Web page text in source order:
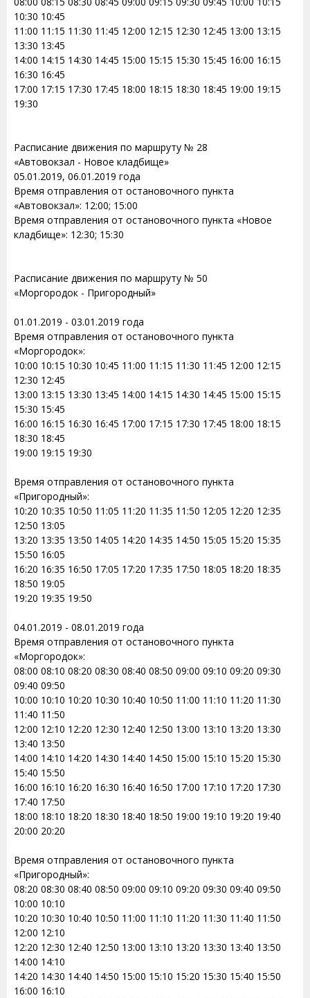
10:30 10:45
11:00 11:15 11:30 11:45 12:00 12:15 12:30 12:45 13:00 13:15
13:30 13:45
14:00 14:15 14:30 14:45 15:00 15:15 15:30 15:45 16:00 16:15
16:30 16:45
17:00 17:15 17:30 17:45 18:00 18:15 18:30 18:45 19:00 19:15
19:30
Расписание движения по маршруту № 28
«Автовокзал - Новое кладбище»
05.01.2019, 06.01.2019 года
Время отправления от остановочного пункта
«Автовокзал»: 12:00; 15:00
Время отправления от остановочного пункта «Новое
кладбище»: 12:30; 15:30
Расписание движения по маршруту № 50
«Моргородок - Пригородный»
01.01.2019 - 03.01.2019 года
Время отправления от остановочного пункта
«Моргородок»:
10:00 10:15 10:30 10:45 11:00 11:15 11:30 11:45 12:00 12:15
12:30 12:45
13:00 13:15 13:30 13:45 14:00 14:15 14:30 14:45 15:00 15:15
15:30 15:45
16:00 16:15 16:30 16:45 17:00 17:15 17:30 17:45 18:00 18:15
18:30 18:45
19:00 19:15 19:30
Время отправления от остановочного пункта
«Пригородный»:
10:20 10:35 10:50 11:05 11:20 11:35 11:50 12:05 12:20 12:35
12:50 13:05
13:20 13:35 13:50 14:05 14:20 14:35 14:50 15:05 15:20 15:35
15:50 16:05
16:20 16:35 16:50 17:05 17:20 17:35 17:50 18:05 18:20 18:35
18:50 19:05
19:20 19:35 19:50
04.01.2019 - 08.01.2019 года
Время отправления от остановочного пункта
«Моргородок»:
08:00 08:10 08:20 08:30 08:40 08:50 09:00 09:10 09:20 09:30
09:40 09:50
10:00 10:10 10:20 10:30 10:40 10:50 11:00 11:10 11:20 11:30
11:40 11:50
12:00 12:10 12:20 12:30 12:40 12:50 13:00 13:10 13:20 13:30
13:40 13:50
14:00 14:10 14:20 14:30 14:40 14:50 15:00 15:10 15:20 15:30
15:40 15:50
16:00 16:10 16:20 16:30 16:40 16:50 17:00 17:10 17:20 17:30
17:40 17:50
18:00 18:10 18:20 18:30 18:40 18:50 19:00 19:10 19:20 19:40
20:00 20:20
Время отправления от остановочного пункта
«Пригородный»:
08:20 08:30 08:40 08:50 09:00 09:10 09:20 09:30 09:40 09:50
10:00 10:10
10:20 10:30 10:40 10:50 11:00 11:10 11:20 11:30 11:40 11:50
12:00 12:10
12:20 12:30 12:40 12:50 13:00 13:10 13:20 13:30 13:40 13:50
14:00 14:10
14:20 14:30 14:40 14:50 15:00 15:10 15:20 15:30 15:40 15:50
16:00 16:10